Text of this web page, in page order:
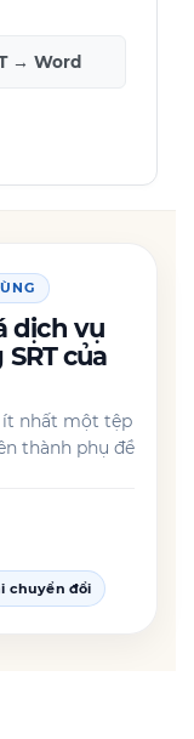
→ Word
dịch vụ
của
ít nhất một tệp
thành phụ đề
chuyển đổi